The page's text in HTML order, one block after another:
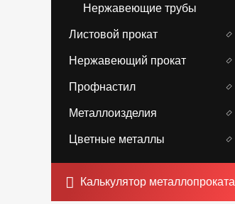
Нержавеющие трубы
Листовой прокат
Нержавеющий прокат
Профнастил
Металлоизделия
Цветные металлы
Калькулятор металлопроката